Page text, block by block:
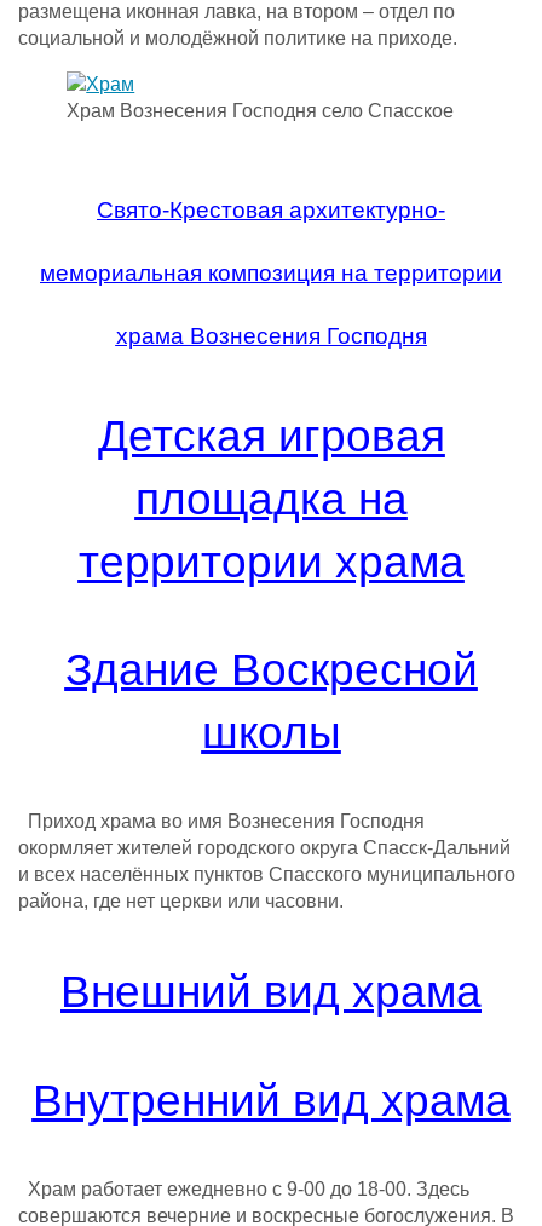
размещена иконная лавка, на втором – отдел по
социальной и молодёжной политике на приходе.
Храм Вознесения Господня село Спасское
Свято-Крестовая архитектурно-
мемориальная композиция на территории
храма Вознесения Господня
Детская игровая
площадка на
территории храма
Здание Воскресной
школы
Приход храма во имя Вознесения Господня
окормляет жителей городского округа Спасск-Дальний
и всех населённых пунктов Спасского муниципального
района, где нет церкви или часовни.
Внешний вид храма
Внутренний вид храма
Храм работает ежедневно с 9-00 до 18-00. Здесь
совершаются вечерние и воскресные богослужения. В